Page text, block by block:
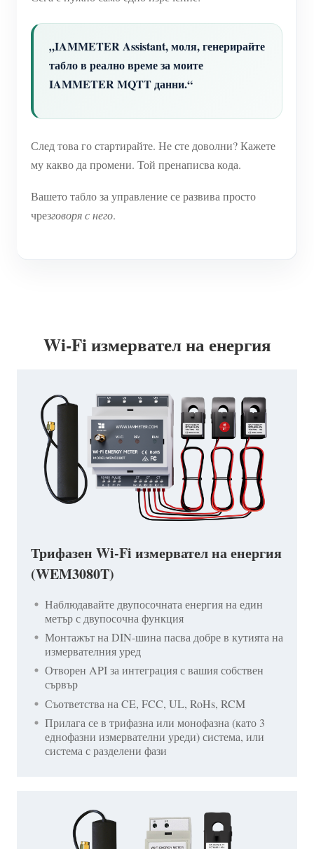
„IAMMETER Assistant, моля, генерирайте
табло в реално време за моите
IAMMETER MQTT данни.“
След това го стартирайте. Не сте доволни? Кажете
му какво да промени. Той пренаписва кода.
Вашето табло за управление се развива просто
чрезговоря с него.
Wi-Fi измервател на енергия
Трифазен Wi-Fi измервател на енергия
(WEM3080T)
Наблюдавайте двупосочната енергия на един
метър с двупосочна функция
Монтажът на DIN-шина пасва добре в кутията на
измервателния уред
Отворен API за интеграция с вашия собствен
сървър
Съответства на CE, FCC, UL, RoHs, RCM
Прилага се в трифазна или монофазна (като 3
еднофазни измервателни уреди) система, или
система с разделени фази